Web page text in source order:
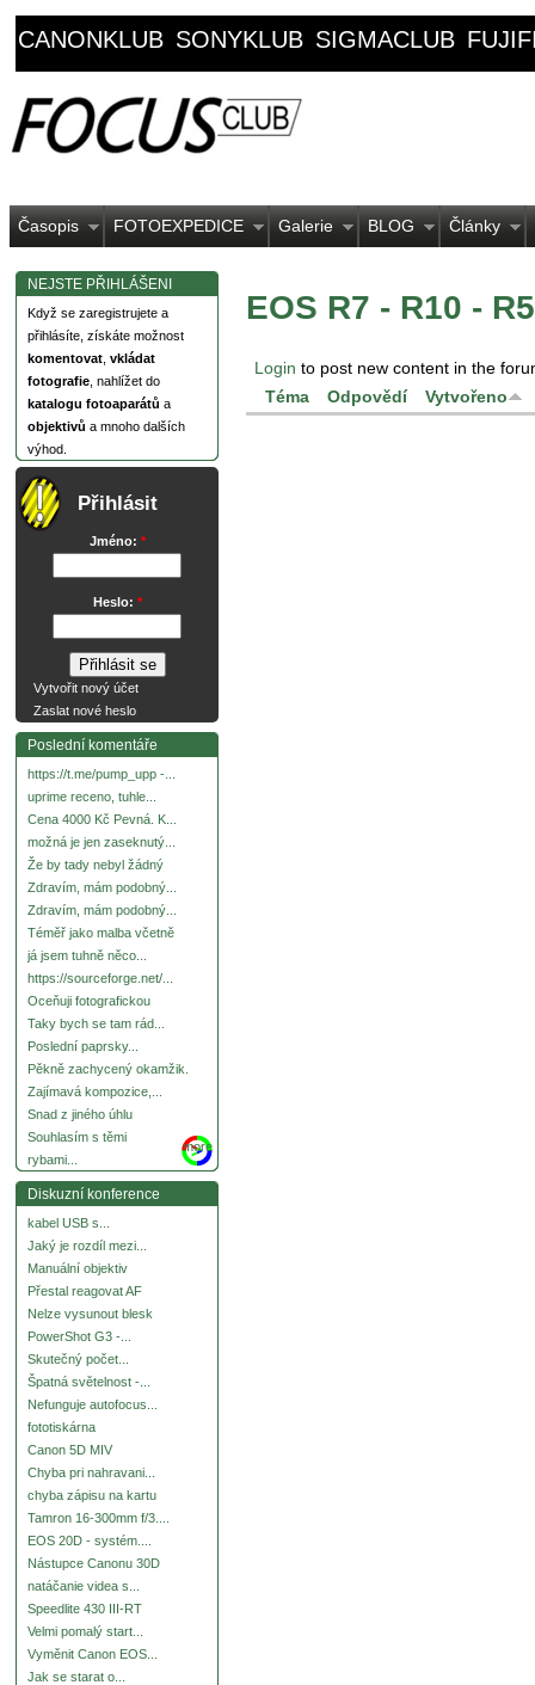
CANONKLUB SONYKLUB SIGMACLUB
Časopis FOTOEXPEDICE Galerie BLOG Články
NEJSTE PŘIHLÁŠENI
Když se zaregistrujete a
přihlásíte, získáte možnost
komentovat vkládat
fotografie , nahlížet do
katalogu fotoaparátů a
objektivů a mnoho dalších
výhod.
Přihlásit
Jméno: *
Heslo: *
Vytvořit nový účet
Zaslat nové heslo
Poslední komentáře
https://t.me/pump_upp -...
uprime receno, tuhle...
Cena 4000 Kč Pevná. K...
možná je jen zaseknutý...
Že by tady nebyl žádný
Zdravím, mám podobný...
Zdravím, mám podobný...
Téměř jako malba včetně
já jsem tuhně něco...
https://sourceforge.net/...
Oceňuji fotografickou
Taky bych se tam rád...
Poslední paprsky...
Pěkně zachycený okamžik.
Zajímavá kompozice,...
Snad z jiného úhlu
Souhlasím s těmi
rybami...
more
Diskuzní konference
kabel USB s...
Jaký je rozdíl mezi...
Manuální objektiv
Přestal reagovat AF
Nelze vysunout blesk
PowerShot G3 -...
Skutečný počet...
Špatná světelnost -...
Nefunguje autofocus...
fototiskárna
Canon 5D MIV
Chyba pri nahravani...
chyba zápisu na kartu
Tamron 16-300mm f/3....
EOS 20D - systém....
Nástupce Canonu 30D
natáčanie videa s...
Speedlite 430 III-RT
Velmi pomalý start...
Vyměnit Canon EOS...
Jak se starat o...
EOS R7 - R10 -
Login to post new content in the
Téma
Odpovědí Vytvořeno